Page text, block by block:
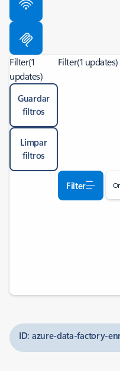
Filter(1
updates)
Guardar
filtros
Limpar
filtros
Filter(1 updates)
Filter
ID: azure-data-factory-